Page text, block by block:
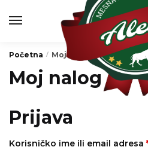
Početna / Moj nalog
Moj nalog
Prijava
Korisničko ime ili email adresa